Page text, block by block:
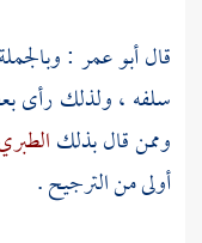
قالأبو عمر :
سلفه ، ولذلك رأى
وممن قال بذلك
أولى من الترجيح .